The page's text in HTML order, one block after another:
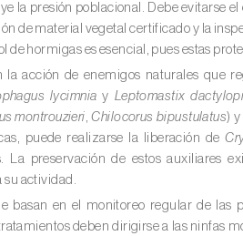
la presión poblacional. Debe evitarse
de material vegetal certificado y la
de hormigas es esencial, pues estas
la acción de enemigos naturales que
lycimnia y Leptomastix
montrouzieri,Chilocorus bipustulatus)
puede realizarse la liberación de
La preservación de estos auxiliares
su actividad.
basan en el monitoreo regular de las
deben dirigirse a las ninfas